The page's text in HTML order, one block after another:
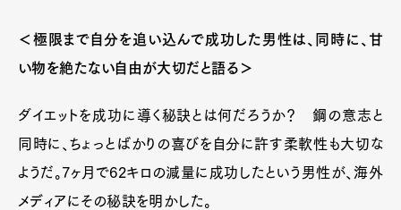
＜極限まで自分を追い込んで成功した男性は、同時に、甘
い物を絶たない自由が大切だと語る＞
ダイエットを成功に導く秘訣とは何だろうか？ 鋼の意志と
同時に、ちょっとばかりの喜びを自分に許す柔軟性も大切な
ようだ。7ヶ月で62キロの減量に成功したという男性が、海外
メディアにその秘訣を明かした。